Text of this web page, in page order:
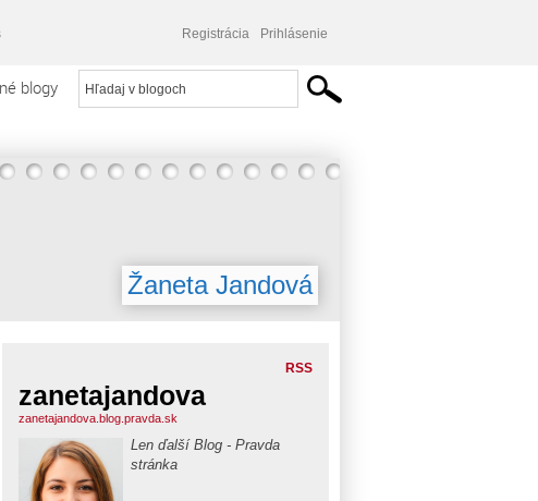
Registrácia Prihlásenie
blogy
Žaneta Jandová
RSS
zanetajandova
zanetajandova.blog.pravda.sk
Len ďalší Blog - Pravda
stránka